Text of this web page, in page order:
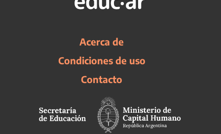
Acerca de
Condiciones de uso
Contacto